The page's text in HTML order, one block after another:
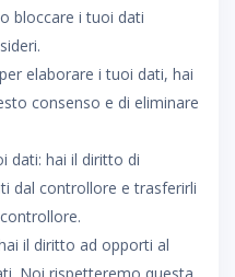
bloccare i tuoi dati
elaborare i tuoi dati, hai
consenso e di eliminare
dati: hai il diritto di
dal controllore e trasferirli
il diritto ad opporti al